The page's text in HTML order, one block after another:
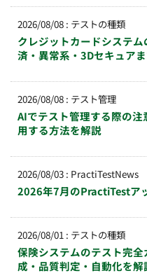
2026/08/08 : テストの種類
クレジットカードシステ
済・異常系・3Dセキュア
2026/08/08 : テスト管理
AIでテスト管理する際の
用する方法を解説
2026/08/03 : PractiTestNews
2026年7月のPractiTestア
2026/08/01 : テストの種類
保険システムのテスト完
成・品質判定・自動化を解